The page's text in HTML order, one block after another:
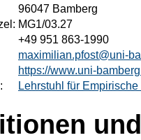
96047 Bamberg
MG1/03.27
+49 951 863-1990
maximilian.pfost@uni-
https://www.uni-
Lehrstuhl für